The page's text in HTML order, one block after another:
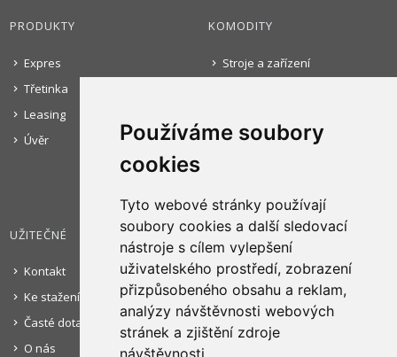
Používáme soubory
cookies
Tyto webové stránky používají
soubory cookies a další sledovací
nástroje s cílem vylepšení
uživatelského prostředí, zobrazení
přizpůsobeného obsahu a reklam,
analýzy návštěvnosti webových
stránek a zjištění zdroje
návštěvnosti.
PRODUKTY
Expres
Třetinka
Leasing
Úvěr
KOMODITY
Stroje a zařízení
Gastro zařízení
UŽITEČNÉ
Kontakt
Ke stažení
Časté dotazy
O nás
PORTÁL PRODEJCE
Pro registraci do našeho ON-LINE
portálu pro prodejce nás kontaktujte.
PŘIHLÁSIT SE